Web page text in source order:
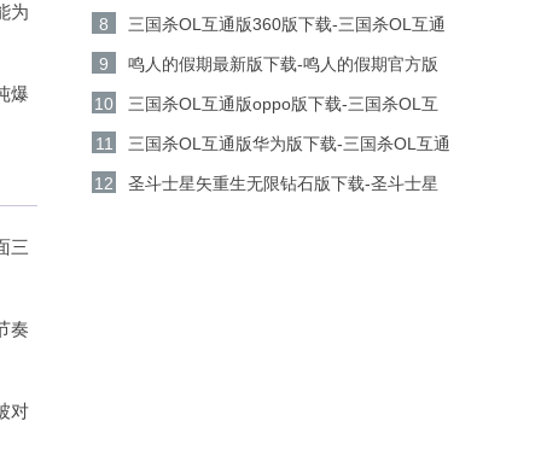
为
爆
三
奏
对
戏v14.3.0安卓版下载
8
三国杀OL互通版360版下载-三国杀OL互通
版360客户端v3.9.0安卓版下载
9
鸣人的假期最新版下载-鸣人的假期官方版
v1.23安卓版下载
10
三国杀OL互通版oppo版下载-三国杀OL互
通版oppo手机游戏v3.9.0安卓版下载
11
三国杀OL互通版华为版下载-三国杀OL互通
版华为游戏v3.9.0安卓版下载
12
圣斗士星矢重生无限钻石版下载-圣斗士星